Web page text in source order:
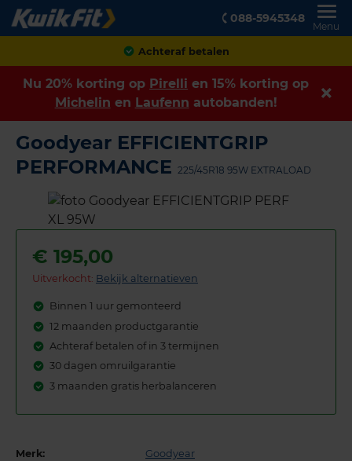
088-5945348
Menu
Klanten geven ons een
Nu 20% korting op Pirelli en 15% korting op
Michelin en Laufenn autobanden!
Goodyear EFFICIENTGRIP
PERFORMANCE 225/45R18 95W EXTRALOAD
€ 195,00
Uitverkocht: Bekijk alternatieven
Binnen 1 uur gemonteerd
12 maanden productgarantie
Achteraf betalen of in 3 termijnen
30 dagen omruilgarantie
3 maanden gratis herbalanceren
Merk: Goodyear